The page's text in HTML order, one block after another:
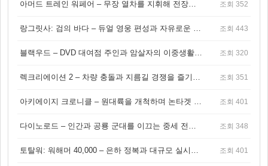
아머드 트레인 워페어 – 무장 열차를 지휘해 전장을 돌파하는 생존 전투 게임 조회 352
랑그릿사: 검의 바다 – 듀얼 영웅 편성과 자유로운 탐험을 결합한 판타지 전략 RPG 조회 443
블랙우드 – DVD 대여점 주인과 암살자의 이중생활을 그린 3인칭 액션 스릴러 게임 조회 320
렉크리에이션 2 – 차량 충돌과 지름길 경쟁을 즐기는 오픈월드 아케이드 레이싱 게임 조회 351
아키에이지 크로니클 – 원대륙을 개척하며 논타겟 전투를 즐기는 오픈월드 MMORPG 조회 401
다이노로드 – 인간과 공룡 군대를 이끄는 중세 전략 액션 RPG 조회 348
토탈워: 워해머 40,000 – 은하 정복과 대규모 실시간 전투가 결합된 전략 게임! 조회 401